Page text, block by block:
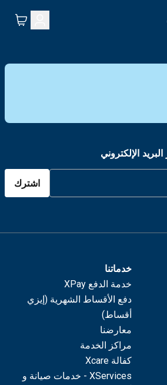
الإلكتروني
اشترك
خدماتنا
خدمة الدفع XPay
دفع الأقساط الشهرية (إيزي
أقساط)
معارضنا
مراكز الخدمة
كفالة Xcare
XServices - خدمات صيانة و